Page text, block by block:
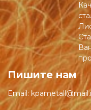
Пишите нам
Email: